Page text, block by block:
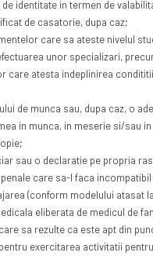
identitate in termen de
de casatorie, dupa caz;
care sa ateste nivelul
unor specializari,
care atesta indeplinirea
de munca sau, dupa caz, o
in munca, in meserie si/sau
sau o declaratie pe propria
care sa-l faca
(conform modelului atasat
eliberata de medicul de
sa rezulte ca este apt din
exercitarea activitatii